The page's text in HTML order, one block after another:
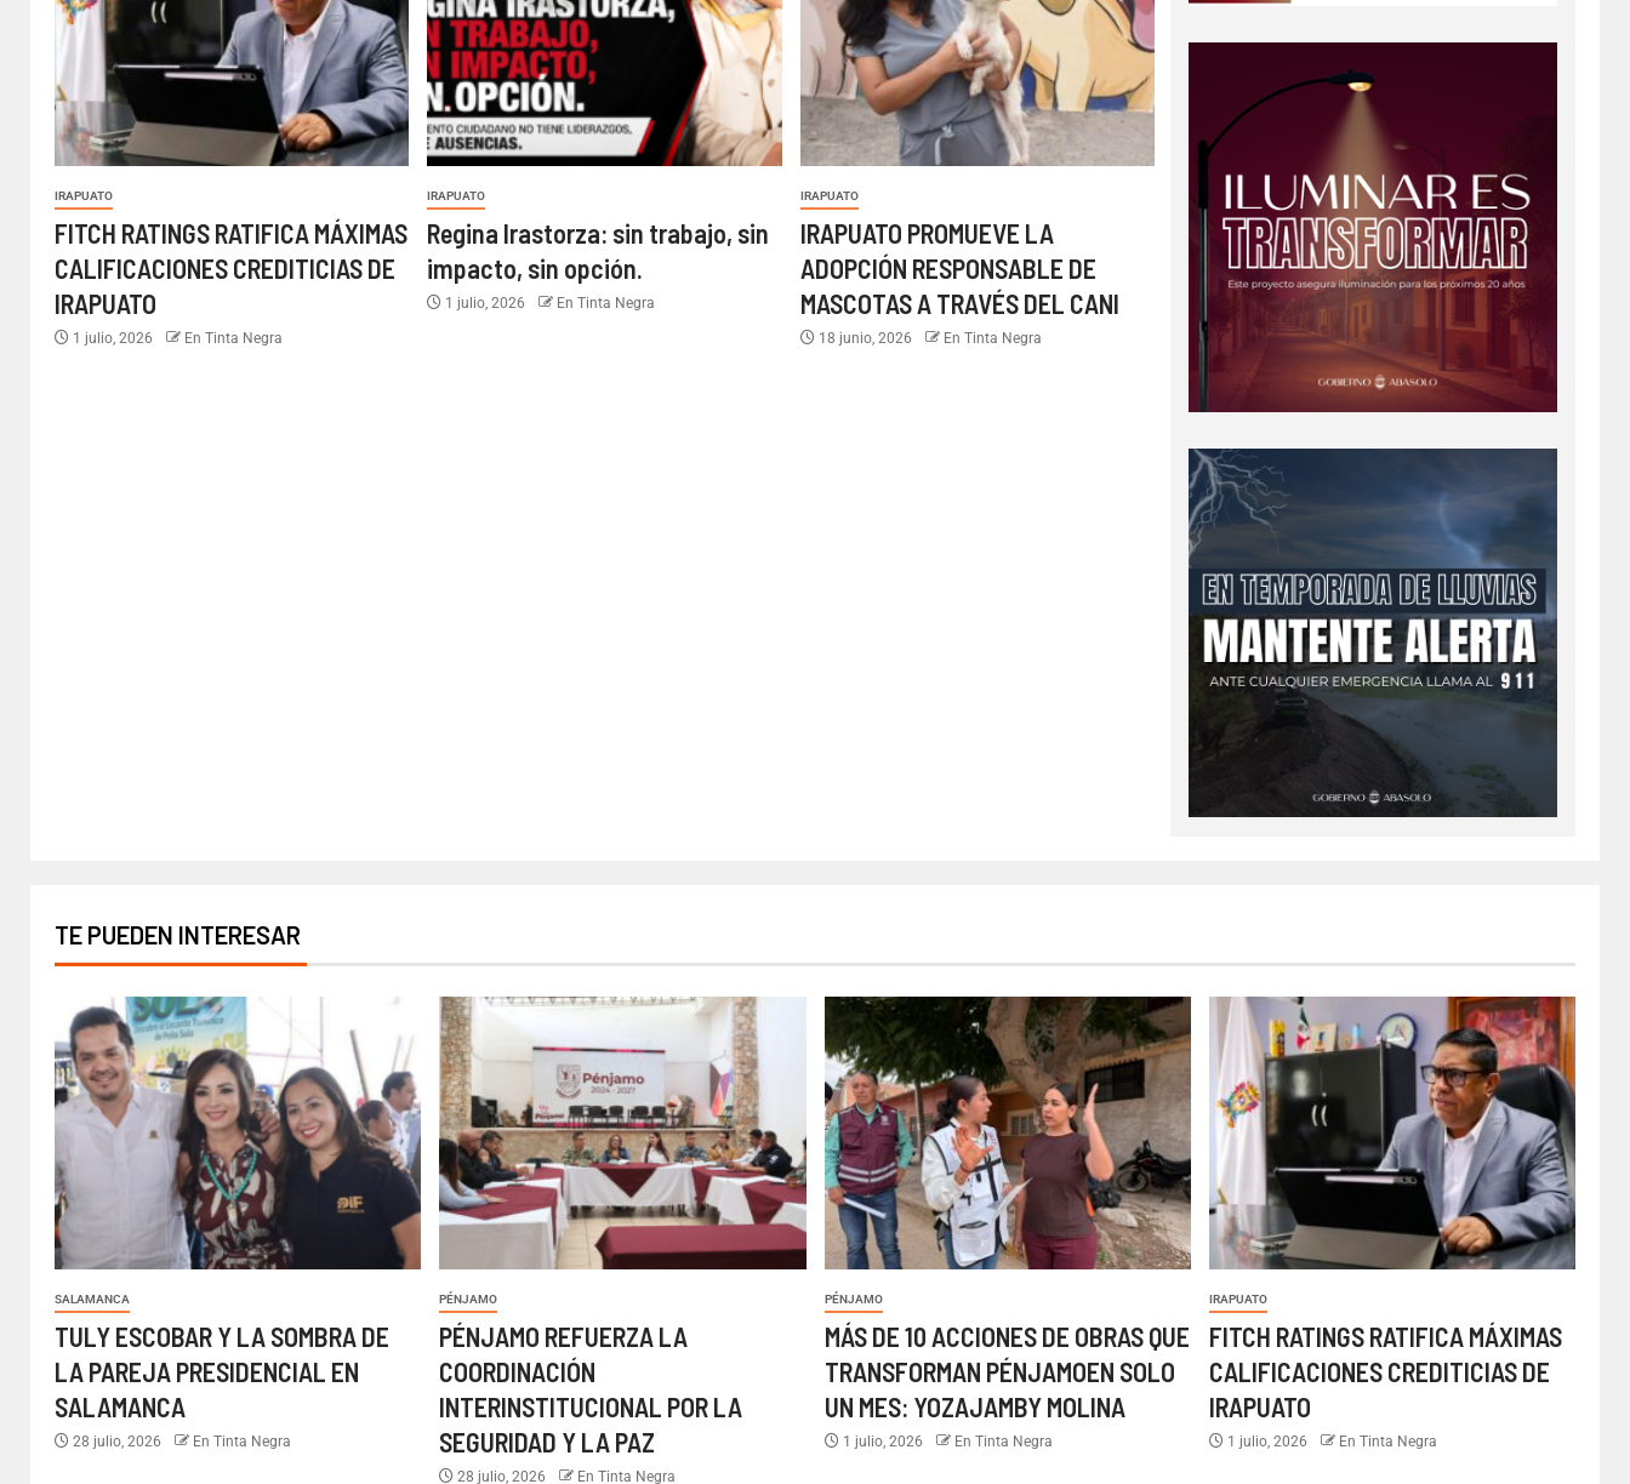
IRAPUATO
FITCH RATINGS RATIFICA MÁXIMAS
CALIFICACIONES CREDITICIAS DE
IRAPUATO
1 julio, 2026 En Tinta Negra
IRAPUATO
Regina Irastorza: sin trabajo, sin
impacto, sin opción.
1 julio, 2026 En Tinta Negra
IRAPUATO
IRAPUATO PROMUEVE LA
ADOPCIÓN RESPONSABLE DE
MASCOTAS A TRAVÉS DEL CANI
18 junio, 2026 En Tinta Negra
TE PUEDEN INTERESAR
SALAMANCA
TULY ESCOBAR Y LA SOMBRA DE
LA PAREJA PRESIDENCIAL EN
SALAMANCA
28 julio, 2026 En Tinta Negra
PÉNJAMO
PÉNJAMO REFUERZA LA
COORDINACIÓN
INTERINSTITUCIONAL POR LA
SEGURIDAD Y LA PAZ
28 julio, 2026 En Tinta Negra
PÉNJAMO
MÁS DE 10 ACCIONES DE OBRAS QUE
TRANSFORMAN PÉNJAMOEN SOLO
UN MES: YOZAJAMBY MOLINA
1 julio, 2026 En Tinta Negra
IRAPUATO
FITCH RATINGS RATIFICA MÁXIMAS
CALIFICACIONES CREDITICIAS DE
IRAPUATO
1 julio, 2026 En Tinta Negra